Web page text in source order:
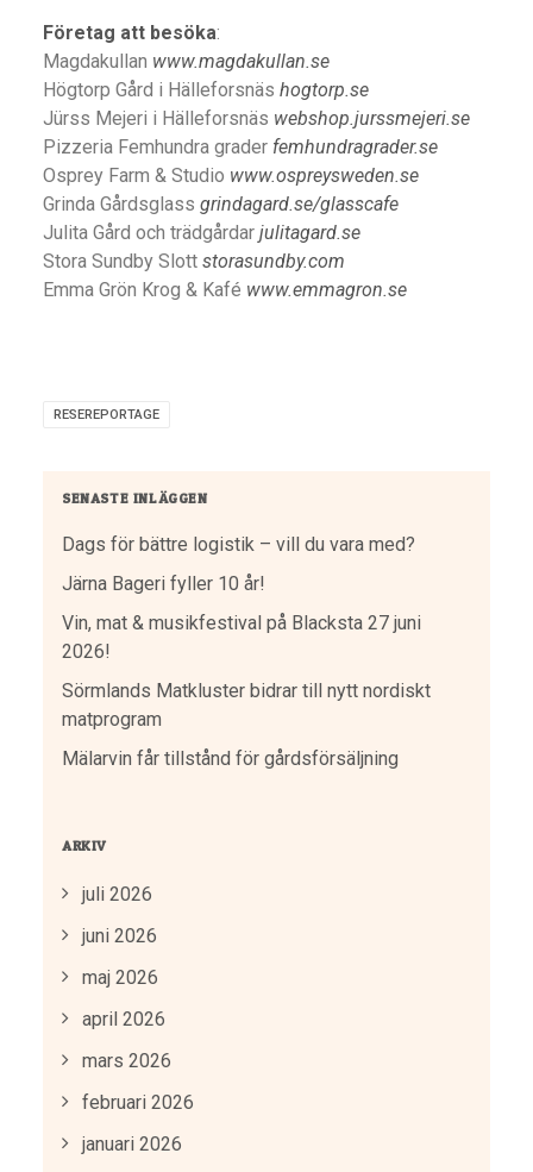
Företag att besöka:
Magdakullan www.magdakullan.se
Högtorp Gård i Hälleforsnäs hogtorp.se
Jürss Mejeri i Hälleforsnäs webshop.jurssmejeri.se
Pizzeria Femhundra grader femhundragrader.se
Osprey Farm & Studio www.ospreysweden.se
Grinda Gårdsglass grindagard.se/glasscafe
Julita Gård och trädgårdar julitagard.se
Stora Sundby Slott storasundby.com
Emma Grön Krog & Kafé www.emmagron.se
RESEREPORTAGE
SENASTE INLÄGGEN
Dags för bättre logistik – vill du vara med?
Järna Bageri fyller 10 år!
Vin, mat & musikfestival på Blacksta 27 juni
2026!
Sörmlands Matkluster bidrar till nytt nordiskt
matprogram
Mälarvin får tillstånd för gårdsförsäljning
ARKIV
juli 2026
juni 2026
maj 2026
april 2026
mars 2026
februari 2026
januari 2026